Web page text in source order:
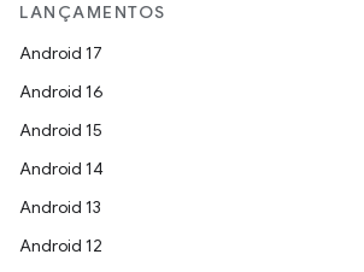
LANÇAMENTOS
Android 17
Android 16
Android 15
Android 14
Android 13
Android 12